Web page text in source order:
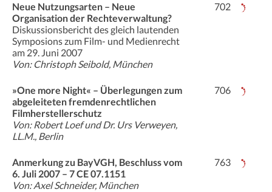
Neue Nutzungsarten – Neue
Organisation der Rechteverwaltung?
Diskussionsbericht des gleich lautenden
Symposions zum Film- und Medienrecht
am 29. Juni 2007
Von: Christoph Seibold, München
702
»One more Night« – Überlegungen zum
abgeleiteten fremdenrechtlichen
Filmherstellerschutz
Von: Robert Loef und Dr. Urs Verweyen,
LL.M., Berlin
706
Anmerkung zu BayVGH, Beschluss vom
6. Juli 2007 – 7 CE 07.1151
Von: Axel Schneider, München
763